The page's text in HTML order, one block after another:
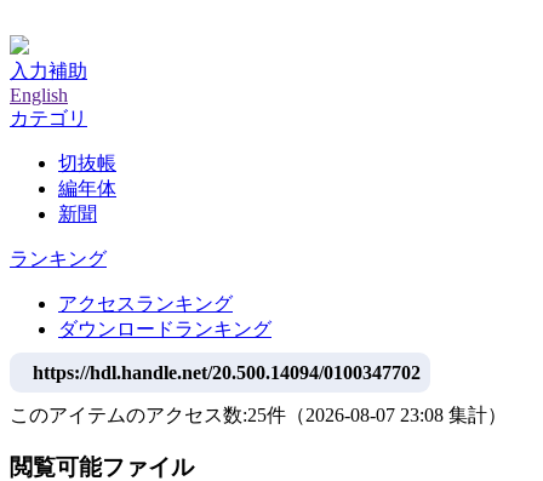
入力補助
English
カテゴリ
切抜帳
編年体
新聞
ランキング
アクセスランキング
ダウンロードランキング
https://hdl.handle.net/20.500.14094/0100347702
このアイテムのアクセス数:25件 （2026-08-07 23:08 集計）
閲覧可能ファイル